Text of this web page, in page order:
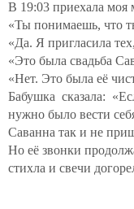
В 19:03 приехала моя
«Ты понимаешь, что
«Да. Я пригласила
«Это была свадьба
«Нет. Это была её
Бабушка сказала:
нужно было вести
Саванна так и не
Но её звонки
стихла и свечи